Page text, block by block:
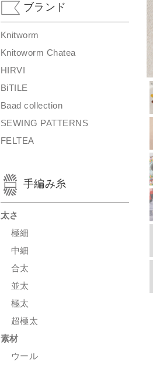
ブランド
Knitworm
Knitoworm Chatea
HIRVI
BiTILE
Baad collection
SEWING PATTERNS
FELTEA
手編み糸
太さ
極細
中細
合太
並太
極太
超極太
素材
ウール